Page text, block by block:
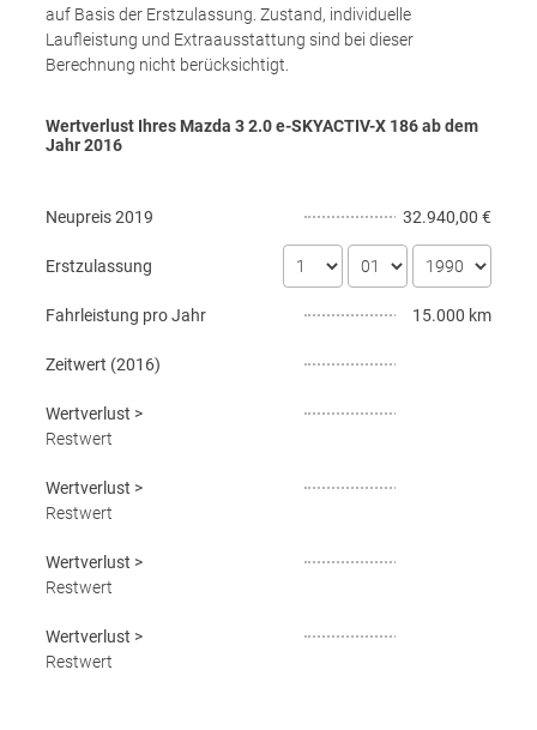
auf Basis der Erstzulassung. Zustand, individuelle
Laufleistung und Extraausstattung sind bei dieser
Berechnung nicht berücksichtigt.
Wertverlust Ihres Mazda 3 2.0 e-SKYACTIV-X 186 ab dem
Jahr2016
Neupreis2019 32.940,00 €
Erstzulassung
Fahrleistung pro Jahr 15.000 km
Zeitwert (2016)
Wertverlust >
Restwert
Wertverlust >
Restwert
Wertverlust >
Restwert
Wertverlust >
Restwert